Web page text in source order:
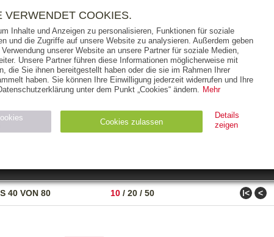
AUS DER REIHE ZUM THEMA
40 VON 80 10 / 20 / 50 ǀ< <
NON-BOOKS
AUTOREN VERLAG
PRESSE HANDEL FÜR UNTERNEHMEN
VERWENDET COOKIES.
Inhalte und Anzeigen zu personalisieren, Funktionen für soziale
und die Zugriffe auf unsere Website zu analysieren. Außerdem geben
unserer Website an unsere Partner für soziale Medien,
Unsere Partner führen diese Informationen möglicherweise mit
die Sie ihnen bereitgestellt haben oder die sie im Rahmen Ihrer
haben. Sie können Ihre Einwilligung jederzeit widerrufen und Ihre
unter dem Punkt „Cookies“ ändern. Mehr
Cookies zulassen
Details
zeigen
Ablauf
Typ
für die Speicherung der Benutzer-Session verwendet HTTP